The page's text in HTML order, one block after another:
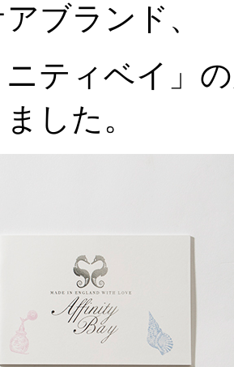
ブランド、
ニティベイ」
した。